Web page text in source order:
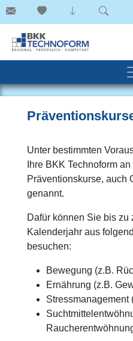
Unter bestimmten
Ihre BKK Technoform
Präventionskurse, auch
genannt.
Dafür können Sie bis zu
Kalenderjahr aus
besuchen:
Bewegung (z.B.
Ernährung (z.B.
Stressmanagement